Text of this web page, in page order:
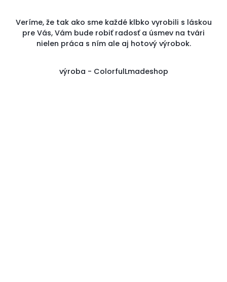
Veríme, že tak ako sme každé klbko vyrobili s láskou
pre Vás, Vám bude robiť radosť a úsmev na tvári
nielen práca s ním ale aj hotový výrobok.
výroba - ColorfulLmadeshop